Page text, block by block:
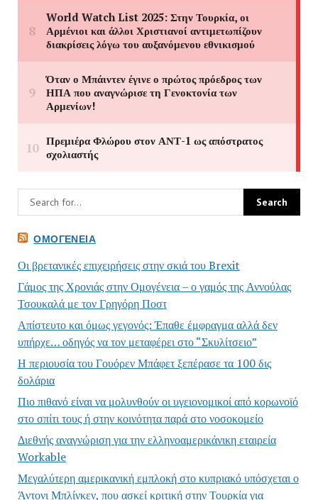
ΟΜΟΓΈΝΕΙΑ
Οι βρετανικές επιχειρήσεις στην σκιά του Brexit
Γάμος της Χρονιάς στην Ομογένεια – ο γαμός της Αννούλας
Τσουκαλά με τον Γρηγόρη Ποστ
Απίστευτο και όμως γεγονός: Έπαθε έμφραγμα αλλά δεν
υπήρχε… οδηγός να τον μεταφέρει στο “Σκυλίτσειο”
Η περιουσία του Γουόρεν Μπάφετ ξεπέρασε τα 100 δις
δολάρια
Πιο πιθανό είναι να μολυνθούν οι υγειονομικοί από κορωνοϊό
στο σπίτι τους ή στην κοινότητα παρά στο νοσοκομείο
Διεθνής αναγνώριση για την ελληνοαμερικάνικη εταιρεία
Workable
Μεγαλύτερη αμερικανική εμπλοκή στο κυπριακό υπόσχεται ο
Άντονι Μπλίνκεν, που ασκεί κριτική στην Τουρκία για